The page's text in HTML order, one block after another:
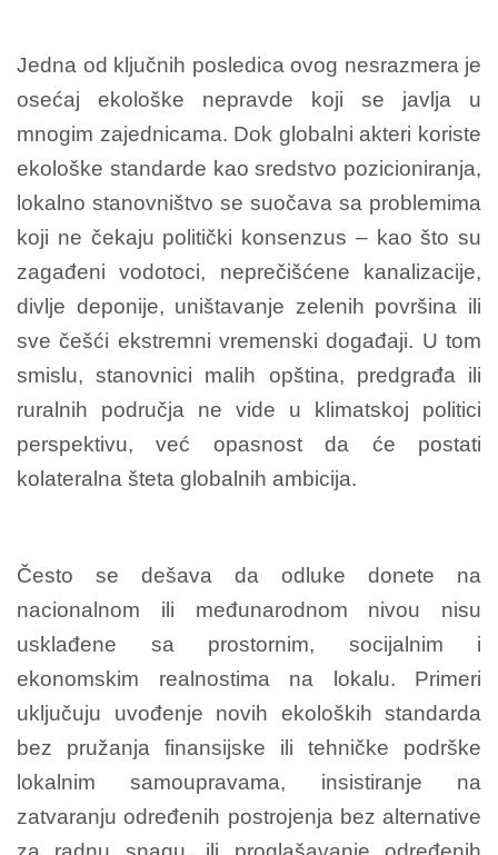
Jedna od ključnih posledica ovog nesrazmera je
osećaj ekološke nepravde koji se javlja u
mnogim zajednicama. Dok globalni akteri koriste
ekološke standarde kao sredstvo pozicioniranja,
lokalno stanovništvo se suočava sa problemima
koji ne čekaju politički konsenzus – kao što su
zagađeni vodotoci, neprečišćene kanalizacije,
divlje deponije, uništavanje zelenih površina ili
sve češći ekstremni vremenski događaji. U tom
smislu, stanovnici malih opština, predgrađa ili
ruralnih područja ne vide u klimatskoj politici
perspektivu, već opasnost da će postati
kolateralna šteta globalnih ambicija.
Često se dešava da odluke donete na
nacionalnom ili međunarodnom nivou nisu
usklađene sa prostornim, socijalnim i
ekonomskim realnostima na lokalu. Primeri
uključuju uvođenje novih ekoloških standarda
bez pružanja finansijske ili tehničke podrške
lokalnim samoupravama, insistiranje na
zatvaranju određenih postrojenja bez alternative